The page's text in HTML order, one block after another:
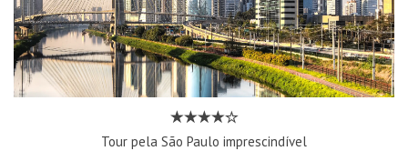
Tour pela São Paulo imprescindível